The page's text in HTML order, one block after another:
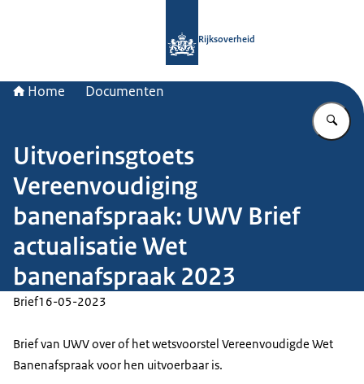
Rijksoverheid
Home Documenten
Uitvoerinsgtoets
Vereenvoudiging
banenafspraak: UWV Brief
actualisatie Wet
banenafspraak 2023
Brief16-05-2023
Brief van UWV over of het wetsvoorstel Vereenvoudigde Wet
Banenafspraak voor hen uitvoerbaar is.